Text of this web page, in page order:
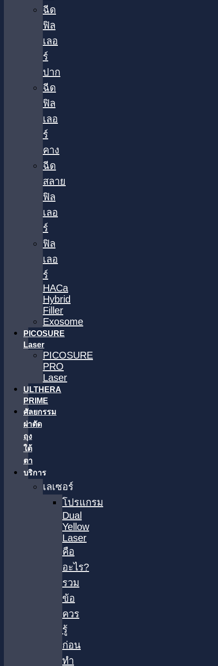
ฉีด
ฟิล
เลอ
ร์
ปาก
ฉีด
ฟิล
เลอ
ร์
คาง
ฉีด
สลาย
ฟิล
เลอ
ร์
ฟิล
เลอ
ร์
HACa
Hybrid
Filler
Exosome
PICOSURE
Laser
PICOSURE
PRO
Laser
ULTHERA
PRIME
ศัลยกรรม
ผ่าตัด
ถุง
ใต้
ตา
บริการ
เลเซอร์
โปรแกรม
Dual
Yellow
Laser
คือ
อะไร?
รวม
ข้อ
ควร
รู้
ก่อน
ทำ